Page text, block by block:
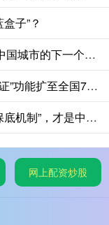
子”？
金股宝配资 高层住宅, 正在逐渐变成中国城市的下一个大麻烦
沪深投 广受好评! 贝壳将“业主调价验证”功能扩至全国75城
掌柜配资 汉人濒死时刻开启的“历史保底机制”，才是中华文明最恐怖的地方
网上配资炒股